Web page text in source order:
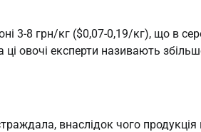
3-8 грн/кг ($0,07-0,19/кг), що в
овочі експерти називають
внаслідок чого